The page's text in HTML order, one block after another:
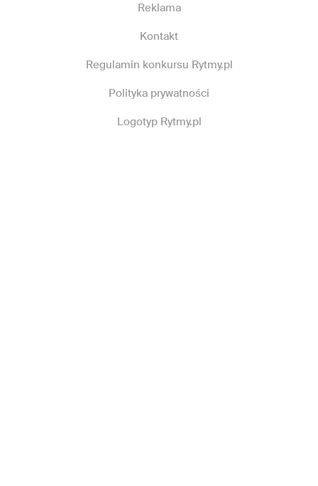
Reklama
Kontakt
Regulamin konkursu Rytmy.pl
Polityka prywatności
Logotyp Rytmy.pl